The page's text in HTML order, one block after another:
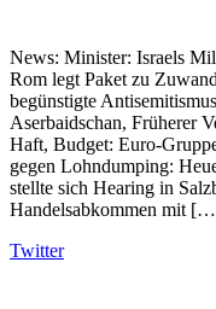
News: Minister: Israels
Rom legt Paket zu
begünstigte
Aserbaidschan, Früherer
Haft, Budget: Euro-
gegen Lohndumping:
stellte sich Hearing in
Handelsabkommen mit
Twitter